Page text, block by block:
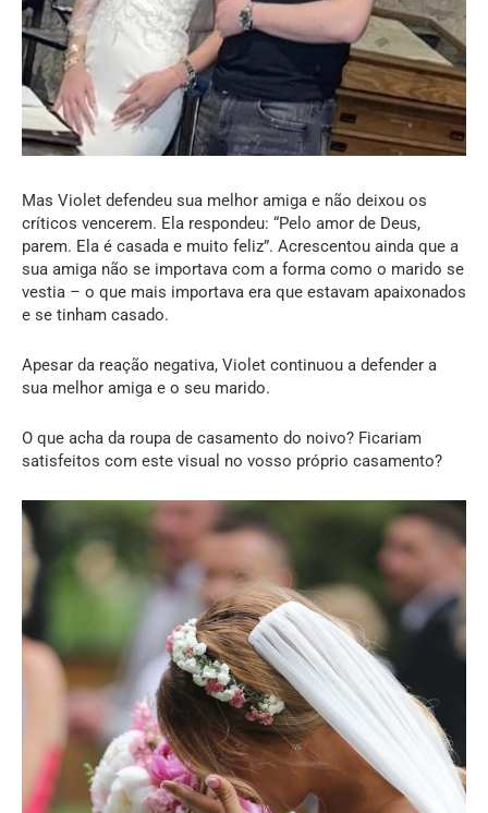
Mas Violet defendeu sua melhor amiga e não deixou os
críticos vencerem. Ela respondeu: “Pelo amor de Deus,
parem. Ela é casada e muito feliz”. Acrescentou ainda que a
sua amiga não se importava com a forma como o marido se
vestia – o que mais importava era que estavam apaixonados
e se tinham casado.
Apesar da reação negativa, Violet continuou a defender a
sua melhor amiga e o seu marido.
O que acha da roupa de casamento do noivo? Ficariam
satisfeitos com este visual no vosso próprio casamento?